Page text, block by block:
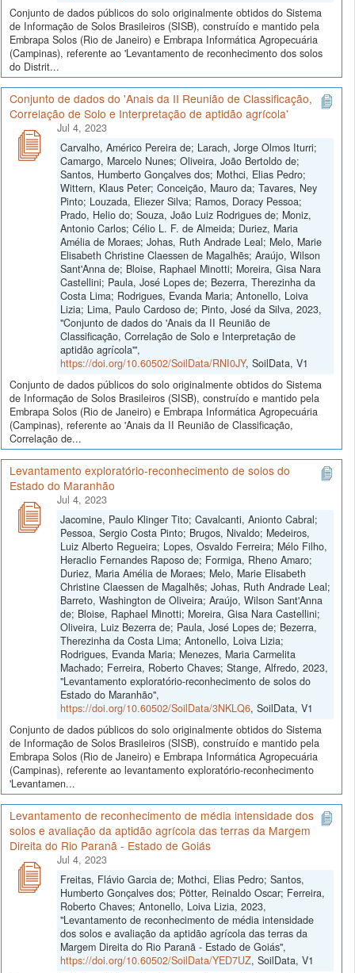
Conjunto de dados públicos do solo originalmente obtidos do Sistema
de Informação de Solos Brasileiros (SISB), construído e mantido pela
Embrapa Solos (Rio de Janeiro) e Embrapa Informática Agropecuária
(Campinas), referente ao 'Levantamento de reconhecimento dos solos
do Distrit...
Conjunto de dados do 'Anais da II Reunião de Classificação,
Correlação de Solo e Interpretação de aptidão agrícola'
Jul 4, 2023
Carvalho, Américo Pereira de; Larach, Jorge Olmos Iturri;
Camargo, Marcelo Nunes; Oliveira, João Bertoldo de;
Santos, Humberto Gonçalves dos; Mothci, Elias Pedro;
Wittern, Klaus Peter; Conceição, Mauro da; Tavares, Ney
Pinto; Louzada, Eliezer Silva; Ramos, Doracy Pessoa;
Prado, Helio do; Souza, João Luiz Rodrigues de; Moniz,
Antonio Carlos; Célio L. F. de Almeida; Duriez, Maria
Amélia de Moraes; Johas, Ruth Andrade Leal; Melo, Marie
Elisabeth Christine Claessen de Magalhẽs; Araújo, Wilson
Sant'Anna de; Bloise, Raphael Minotti; Moreira, Gisa Nara
Castellini; Paula, José Lopes de; Bezerra, Therezinha da
Costa Lima; Rodrigues, Evanda Maria; Antonello, Loiva
Lizia; Lima, Paulo Cardoso de; Pinto, José da Silva, 2023,
"Conjunto de dados do 'Anais da II Reunião de
Classificação, Correlação de Solo e Interpretação de
aptidão agrícola'",
https://doi.org/10.60502/SoilData/RNI0JY, SoilData, V1
Conjunto de dados públicos do solo originalmente obtidos do Sistema
de Informação de Solos Brasileiros (SISB), construído e mantido pela
Embrapa Solos (Rio de Janeiro) e Embrapa Informática Agropecuária
(Campinas), referente ao 'Anais da II Reunião de Classificação,
Correlação de...
Levantamento exploratório-reconhecimento de solos do
Estado do Maranhão
Jul 4, 2023
Jacomine, Paulo Klinger Tito; Cavalcanti, Anionto Cabral;
Pessoa, Sergio Costa Pinto; Brugos, Nivaldo; Medeiros,
Luiz Alberto Regueira; Lopes, Osvaldo Ferreira; Mélo Filho,
Heraclio Fernandes Raposo de; Formiga, Rheno Amaro;
Duriez, Maria Amélia de Moraes; Melo, Marie Elisabeth
Christine Claessen de Magalhẽs; Johas, Ruth Andrade Leal;
Barreto, Washington de Oliveira; Araújo, Wilson Sant'Anna
de; Bloise, Raphael Minotti; Moreira, Gisa Nara Castellini;
Oliveira, Luiz Bezerra de; Paula, José Lopes de; Bezerra,
Therezinha da Costa Lima; Antonello, Loiva Lizia;
Rodrigues, Evanda Maria; Menezes, Maria Carmelita
Machado; Ferreira, Roberto Chaves; Stange, Alfredo, 2023,
"Levantamento exploratório-reconhecimento de solos do
Estado do Maranhão",
https://doi.org/10.60502/SoilData/3NKLQ6, SoilData, V1
Conjunto de dados públicos do solo originalmente obtidos do Sistema
de Informação de Solos Brasileiros (SISB), construído e mantido pela
Embrapa Solos (Rio de Janeiro) e Embrapa Informática Agropecuária
(Campinas), referente ao levantamento exploratório-reconhecimento
'Levantamen...
Levantamento de reconhecimento de média intensidade dos
solos e avaliação da aptidão agrícola das terras da Margem
Direita do Rio Paranã - Estado de Goiás
Jul 4, 2023
Freitas, Flávio Garcia de; Mothci, Elias Pedro; Santos,
Humberto Gonçalves dos; Pötter, Reinaldo Oscar; Ferreira,
Roberto Chaves; Antonello, Loiva Lizia, 2023,
"Levantamento de reconhecimento de média intensidade
dos solos e avaliação da aptidão agrícola das terras da
Margem Direita do Rio Paranã - Estado de Goiás",
https://doi.org/10.60502/SoilData/YED7UZ, SoilData, V1